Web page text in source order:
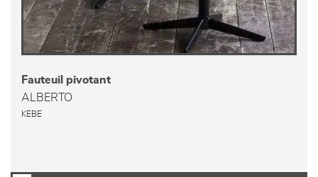
Fauteuil pivotant
ALBERTO
KEBE